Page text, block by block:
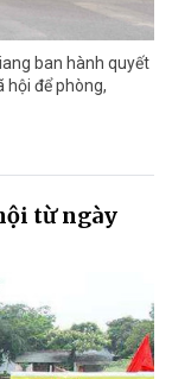
ban hành quyết
hội để phòng,
từ ngày